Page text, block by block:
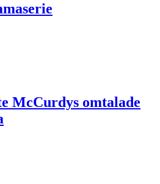
McCurdys omtalade